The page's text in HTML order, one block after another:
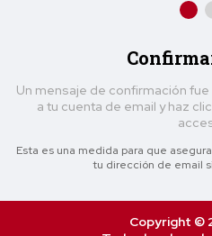
Un mensaje de confirmación fue
a tu cuenta de email y haz
Esta es una medida para que
tu dirección de email
Copyright ©